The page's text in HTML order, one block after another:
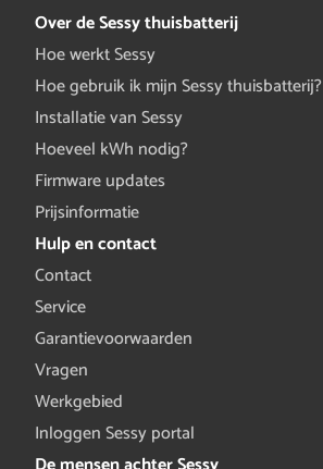
Over de Sessy thuisbatterij
Hoe werkt Sessy
Hoe gebruik ik mijn Sessy thuisbatterij?
Installatie van Sessy
Hoeveel kWh nodig?
Firmware updates
Prijsinformatie
Hulp en contact
Contact
Service
Garantievoorwaarden
Vragen
Werkgebied
Inloggen Sessy portal